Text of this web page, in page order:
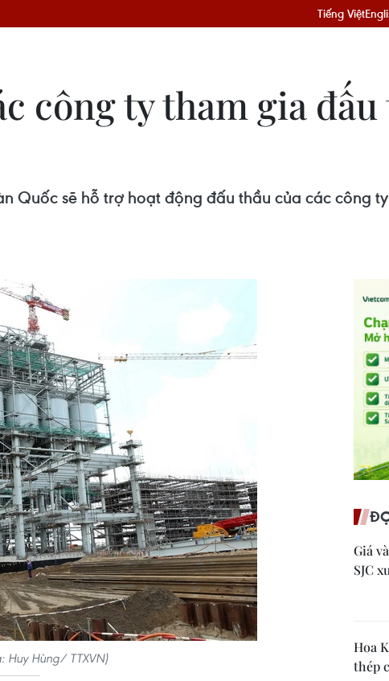
Tiếng Việt
công ty tham gia đấu
Quốc sẽ hỗ trợ hoạt động đấu thầu của các công
Huy Hùng/ TTXVN)
Giá
SJC
Hoa
thép